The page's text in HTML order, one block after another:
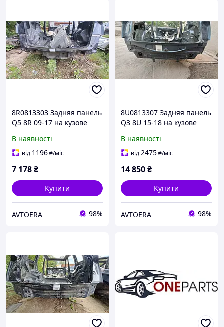
8R0813303 Задняя панель
Q5 8R 09-17 на кузове
В наявності
від 1196₴/міс
7 178₴
Купити
AVTOERA 98%
8U0813307 Задняя панель
Q3 8U 15-18 на кузове
В наявності
від2475₴/міс
14 850₴
Купити
AVTOERA 98%